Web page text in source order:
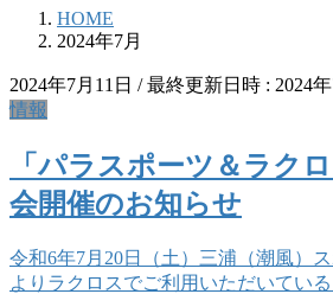
HOME
2024年7月
2024年7月11日 / 最終更新日時 : 2024
情報
「パラスポーツ＆ラク
会開催のお知らせ
令和6年7月20日（土）三浦（潮風）
よりラクロスでご利用いただいてい